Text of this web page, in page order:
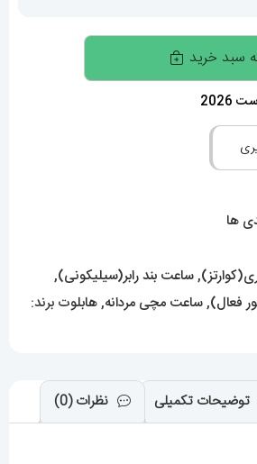
سبد خرید
ها
,ساعت بند رابر(سیلیکونی),
فعال),ساعت مچی مردانه,هابلوت برند:
توضیحات تکمیلی نظرات (0)